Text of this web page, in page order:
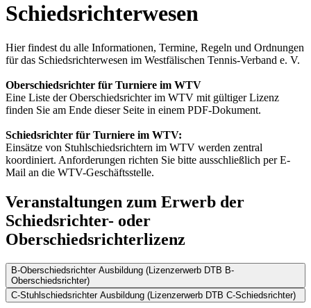
Schiedsrichterwesen
Hier findest du alle Informationen, Termine, Regeln und Ordnungen
für das Schiedsrichterwesen im Westfälischen Tennis-Verband e. V.
Oberschiedsrichter für Turniere im WTV
Eine Liste der Oberschiedsrichter im WTV mit gültiger Lizenz
finden Sie am Ende dieser Seite in einem PDF-Dokument.
Schiedsrichter für Turniere im WTV:
Einsätze von Stuhlschiedsrichtern im WTV werden zentral
koordiniert. Anforderungen richten Sie bitte ausschließlich per E-
Mail an die WTV-Geschäftsstelle.
Veranstaltungen zum Erwerb der
Schiedsrichter- oder
Oberschiedsrichterlizenz
B-Oberschiedsrichter Ausbildung (Lizenzerwerb DTB B-
Oberschiedsrichter)
C-Stuhlschiedsrichter Ausbildung (Lizenzerwerb DTB C-Schiedsrichter)